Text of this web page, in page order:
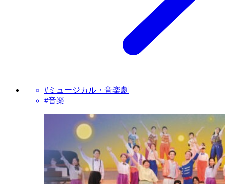
#ミュージカル・音楽劇
#音楽